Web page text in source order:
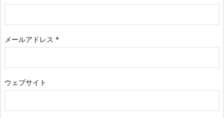
メールアドレス *
ウェブサイト